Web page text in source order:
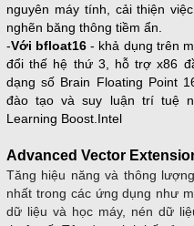
nguyên máy tính, cải thiện
nghẽn băng thông tiềm ẩn.
-Với bfloat16 - khả dụng trên
đổi thế hệ thứ 3, hỗ trợ x86
dạng số Brain Floating Point
đào tạo và suy luận trí tuệ
Learning Boost. Intel
Advanced Vector
Tăng hiệu năng và thông
nhất trong các ứng dụng như
dữ liệu và học máy, nén dữ